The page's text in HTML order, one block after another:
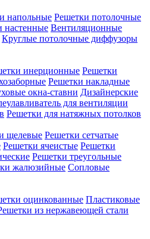
напольные Решетки потолочные
настенные Вентиляционные
Круглые потолочные диффузоры
инерционные Решетки
Решетки накладные
окна-ставни Дизайнерские
для вентиляции
Решетки для натяжных потолков
щелевые Решетки сетчатые
Решетки ячеистые Решетки
Решетки треугольные
жалюзийные Сопловые
оцинкованные Пластиковые
из нержавеющей стали